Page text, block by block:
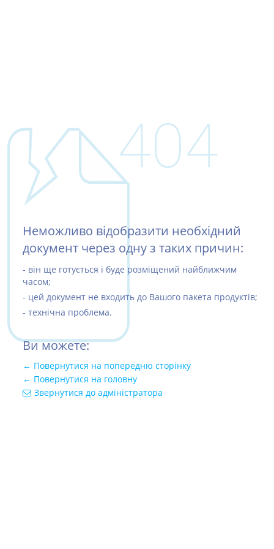
404
Неможливо відобразити необхідний
документ через одну з таких причин:
- він ще готується і буде розміщений найближчим
часом;
- цей документ не входить до Вашого пакета продуктів;
- технічна проблема.
Ви можете:
← Повернутися на попередню сторінку
← Повернутися на головну
Звернутися до адміністратора